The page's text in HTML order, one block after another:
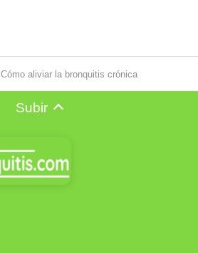
Cómo aliviar la bronquitis crónica
Subir